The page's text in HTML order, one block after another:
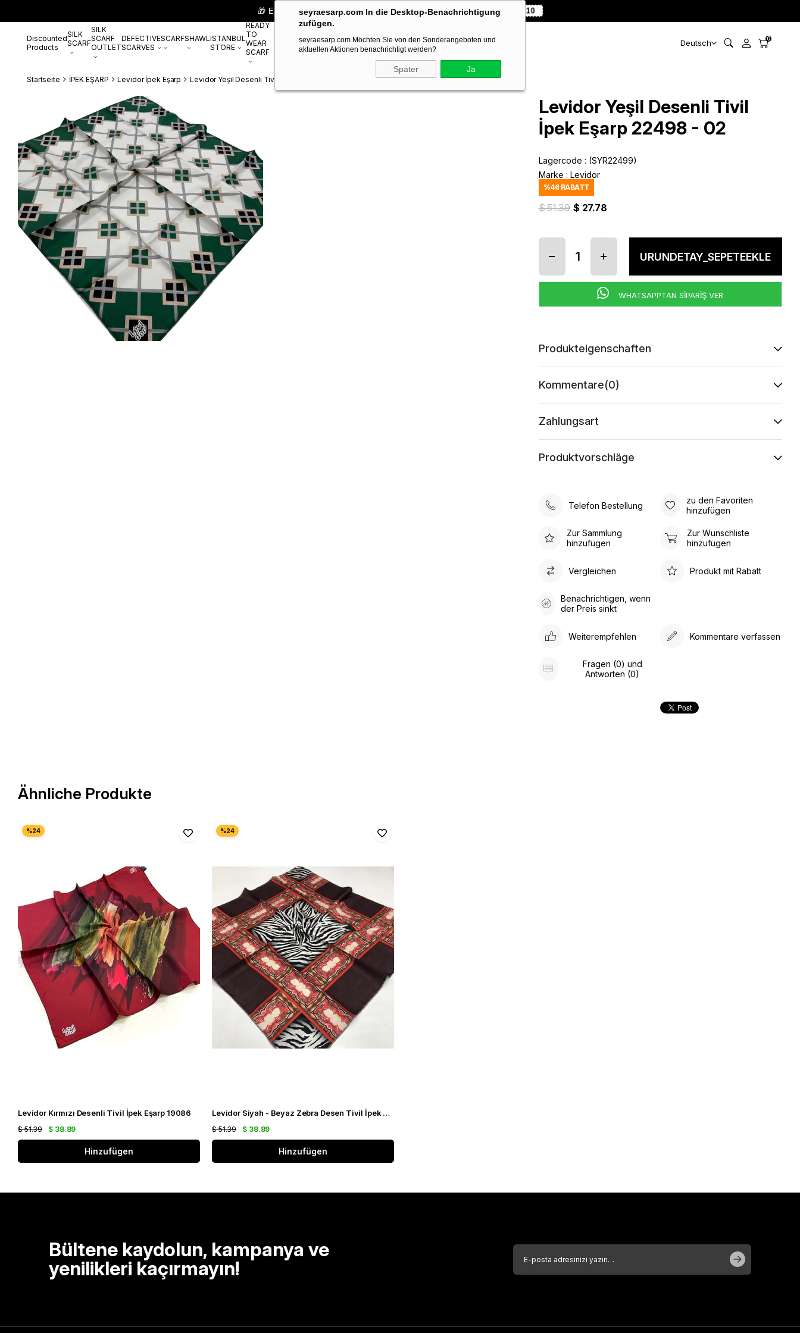
seyraesarp.com In die Desktop-Benachrichtigung
zufügen.
seyraesarp.com Möchten Sie von den Sonderangeboten und
aktuellen Aktionen benachrichtigt werden?
Später Ja
🎁 Exklusiv **10% RABATT** auf Ihre erste Bestellung! CODE:SEYRA10
Discounted
Products
SILK
SCARF
SILK
SCARF
OUTLET
DEFECTIVE
SCARVES
SCARFSHAWLISTANBUL
STORE
READY
TO
WEAR
SCARF
ACCESSORYBRANDS Deutsch 0
Startseite İPEK EŞARP Levidor İpek Eşarp Levidor Yeşil Desenli Tivil İpek Eşarp 22498 - 02
Levidor Yeşil Desenli Tivil
İpek Eşarp 22498 - 02
Lagercode
(SYR22499)
Marke : Levidor
%46 RABATT
$ 51.39 $ 27.78
WHATSAPPTAN SİPARİŞ VER
Produkteigenschaften
Kommentare(0)
Zahlungsart
Produktvorschläge
Telefon Bestellung
zu den Favoriten
hinzufügen
Zur Sammlung
hinzufügen
Zur Wunschliste
hinzufügen
Vergleichen Produkt mit Rabatt
Benachrichtigen, wenn
der Preis sinkt
Weiterempfehlen Kommentare verfassen
Fragen (0) und
Antworten (0)
Ähnliche Produkte
Levidor Kırmızı Desenli Tivil İpek Eşarp 19086
$ 38.89
$ 51.39
Hinzufügen
Levidor Siyah - Beyaz Zebra Desen Tivil İpek Eşarp 20808
$ 38.89
$ 51.39
Hinzufügen
Bültene kaydolun, kampanya ve
yenilikleri kaçırmayın!